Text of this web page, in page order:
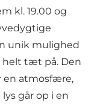
kl. 19.00 og
unik mulighed
helt tæt på. Den
en atmosfære,
går op i en